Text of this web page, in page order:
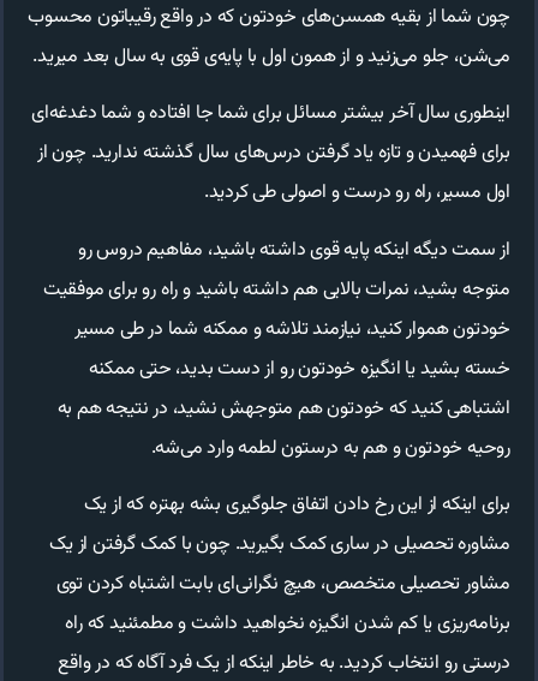
چون شما از بقیه همسن‌های خودتون که در واقع رقیباتون محسوب
می‌شن، جلو می‌زنید و از همون اول با پایه‌ی قوی به سال بعد میرید.
اینطوری سال آخر بیشتر مسائل برای شما جا افتاده و شما دغدغه‌ای
برای فهمیدن و تازه یاد گرفتن درس‌های سال گذشته ندارید. چون از
اول مسیر، راه رو درست و اصولی طی کردید.
از سمت دیگه اینکه پایه قوی داشته باشید، مفاهیم دروس رو
متوجه بشید، نمرات بالایی هم داشته باشید و راه رو برای موفقیت
خودتون هموار کنید، نیازمند تلاشه و ممکنه شما در طی مسیر
خسته بشید یا انگیزه خودتون رو از دست بدید، حتی ممکنه
اشتباهی کنید که خودتون هم متوجهش نشید، در نتیجه هم به
روحیه خودتون و هم به درستون لطمه وارد می‌شه.
برای اینکه از این رخ دادن اتفاق جلوگیری بشه بهتره که از یک
مشاوره تحصیلی در ساری کمک بگیرید. چون با کمک گرفتن از یک
مشاور تحصیلی متخصص، هیچ نگرانی‌ای بابت اشتباه کردن توی
برنامه‌ریزی یا کم شدن انگیزه نخواهید داشت و مطمئنید که راه
درستی رو انتخاب کردید. به خاطر اینکه از یک فرد آگاه که در واقع